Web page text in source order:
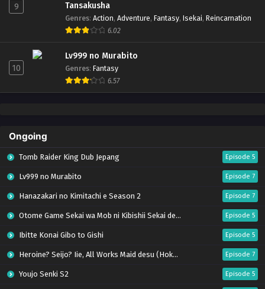
9
Tansakusha
Genres: Action, Adventure, Fantasy, Isekai, Reincarnation
6.02
10
Lv999 no Murabito
Genres: Fantasy
6.57
Ongoing
Tomb Raider King Dub Jepang Episode 5
Lv999 no Murabito Episode 7
Hanazakari no Kimitachi e Season 2 Episode 7
Otome Game Sekai wa Mob ni Kibishii Sekai desu 2 Episode 5
Ibitte Konai Gibo to Gishi Episode 5
Heroine? Seijo? Iie, All Works Maid desu (Hokori)! Episode 7
Youjo Senki S2 Episode 5